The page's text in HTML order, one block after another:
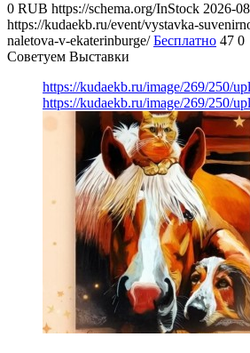
0 RUB https://schema.org/InStock 2026-
https://kudaekb.ru/event/vystavka-
naletova-v-ekaterinburge/ Бесплатно 47 0
Советуем Выставки
https://kudaekb.ru/image/269/250/
https://kudaekb.ru/image/269/250/